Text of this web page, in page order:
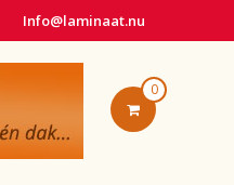
Info@laminaat.nu
0